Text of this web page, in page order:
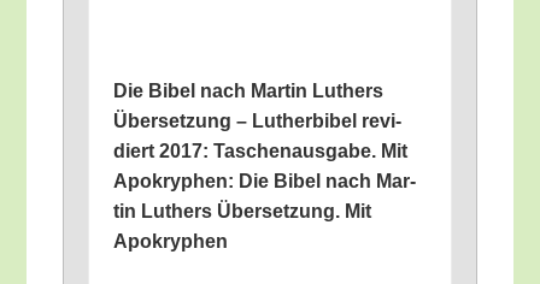
Die Bibel nach Mar­tin Luthers
Über­set­zung – Luther­bi­bel revi­
diert 2017: Taschen­aus­ga­be. Mit
Apo­kry­phen: Die Bibel nach Mar­
tin Luthers Über­set­zung. Mit
Apokryphen